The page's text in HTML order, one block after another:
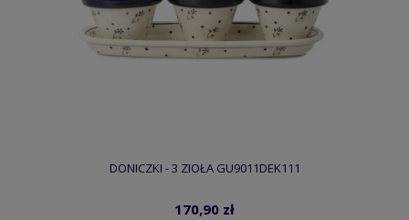
DONICZKI - 3 ZIOŁA GU9011DEK111
170,90 zł